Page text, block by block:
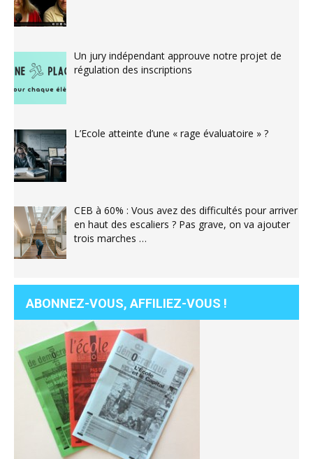
Un jury indépendant approuve notre projet de
régulation des inscriptions
L’Ecole atteinte d’une « rage évaluatoire » ?
CEB à 60% : Vous avez des difficultés pour arriver
en haut des escaliers ? Pas grave, on va ajouter
trois marches …
ABONNEZ-VOUS, AFFILIEZ-VOUS !